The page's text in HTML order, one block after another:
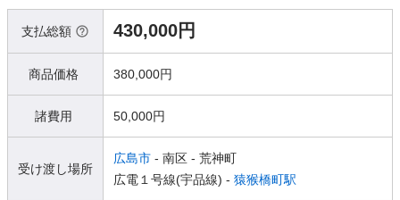
支払総額 430,000円
商品価格 380,000円
諸費用 50,000円
受け渡し場所
広島市 - 南区 - 荒神町
広電１号線(宇品線) - 猿猴橋町駅